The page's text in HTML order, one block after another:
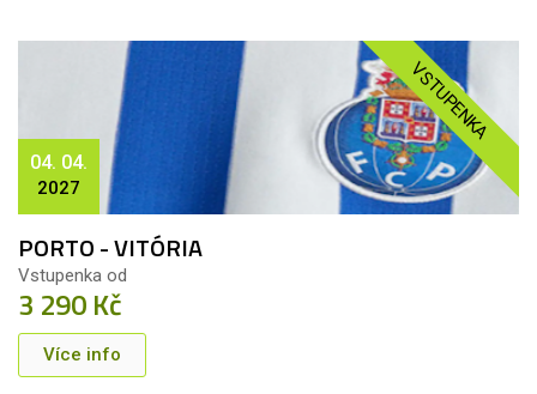
VSTUPENKA
04. 04.
2027
PORTO - VITÓRIA
Vstupenka od
3 290 Kč
Více info